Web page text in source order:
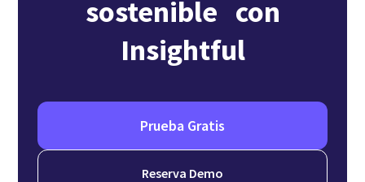
sostenible con
Insightful
Prueba Gratis
Reserva Demo